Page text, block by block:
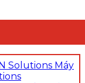
Máy